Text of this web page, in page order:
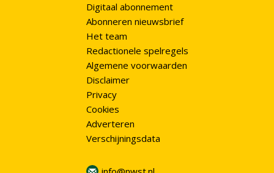
Digitaal abonnement
Abonneren nieuwsbrief
Het team
Redactionele spelregels
Algemene voorwaarden
Disclaimer
Privacy
Cookies
Adverteren
Verschijningsdata